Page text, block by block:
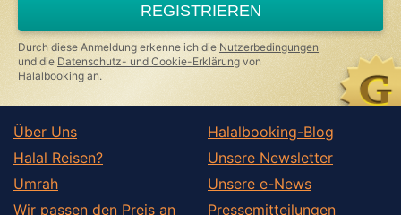
ignore
this
field
REGISTRIEREN
Durch diese Anmeldung erkenne ich die Nutzerbedingungen
und die Datenschutz- und Cookie-Erklärung von
Halalbooking an.
Über Uns
Halal Reisen?
Umrah
Wir passen den Preis an
Halalbooking-Blog
Unsere Newsletter
Unsere e-News
Pressemitteilungen